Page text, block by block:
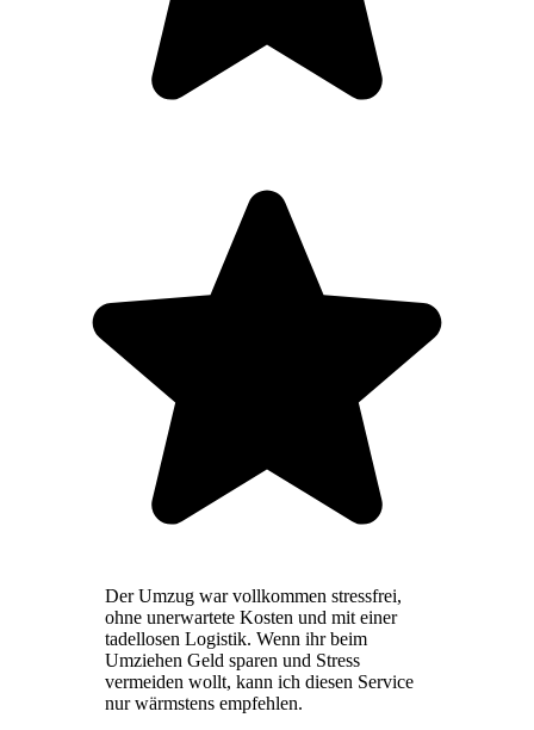
Der Umzug war vollkommen stressfrei,
ohne unerwartete Kosten und mit einer
tadellosen Logistik. Wenn ihr beim
Umziehen Geld sparen und Stress
vermeiden wollt, kann ich diesen Service
nur wärmstens empfehlen.